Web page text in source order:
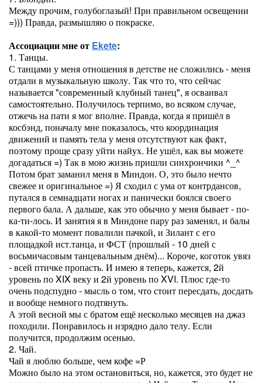
Между прочим, голубоглазый! При правильном освещении
=))) Правда, размышляю о покраске.
Ассоциации мне от Ekete:
1. Танцы.
С танцами у меня отношения в детстве не сложились - меня
отдали в музыкальную школу. Так что то, что сейчас
называется "современный клубный танец", я осваивал
самостоятельно. Получилось терпимо, во всяком случае,
отжечь на пати я мог вполне. Правда, когда я пришёл в
косбэнд, поначалу мне показалось, что координация
движений и память тела у меня отсутствуют как факт,
поэтому проще сразу уйти найух. Не ушёл, как вы можете
догадаться =) Так в мою жизнь пришли синхрончики ^_^
Потом брат заманил меня в Миндон. О, это было нечто
свежее и оригинальное =) Я сходил с ума от контрдансов,
путался в семнадцати ногах и панически боялся своего
первого бала. А дальше, как это обычно у меня бывает - по-
ка-ти-лось. И занятия я в Миндоне пару раз заменял, и балы
в какой-то момент повалили пачкой, и Зилант с его
площадкой ист.танца, и ФСТ (прошлый - 10 дней с
восьмичасовым танцевальным днём)... Короче, коготок увяз
- всей птичке пропасть. И имею я теперь, кажется, 2й
уровень по XIX веку и 2й уровень по XVI. Плюс где-то
очень подспудно - мысль о том, что стоит пересдать, досдать
и вообще немного подтянуть.
А этой весной мы с братом ещё несколько месяцев на джаз
походили. Понравилось и изрядно дало телу. Если
получится, продолжим осенью.
2. Чай.
Чай я люблю больше, чем кофе =Р
Можно было на этом остановиться, но, кажется, это будет не